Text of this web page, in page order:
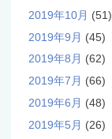
2019年10月 (51)
2019年9月 (45)
2019年8月 (62)
2019年7月 (66)
2019年6月 (48)
2019年5月 (26)